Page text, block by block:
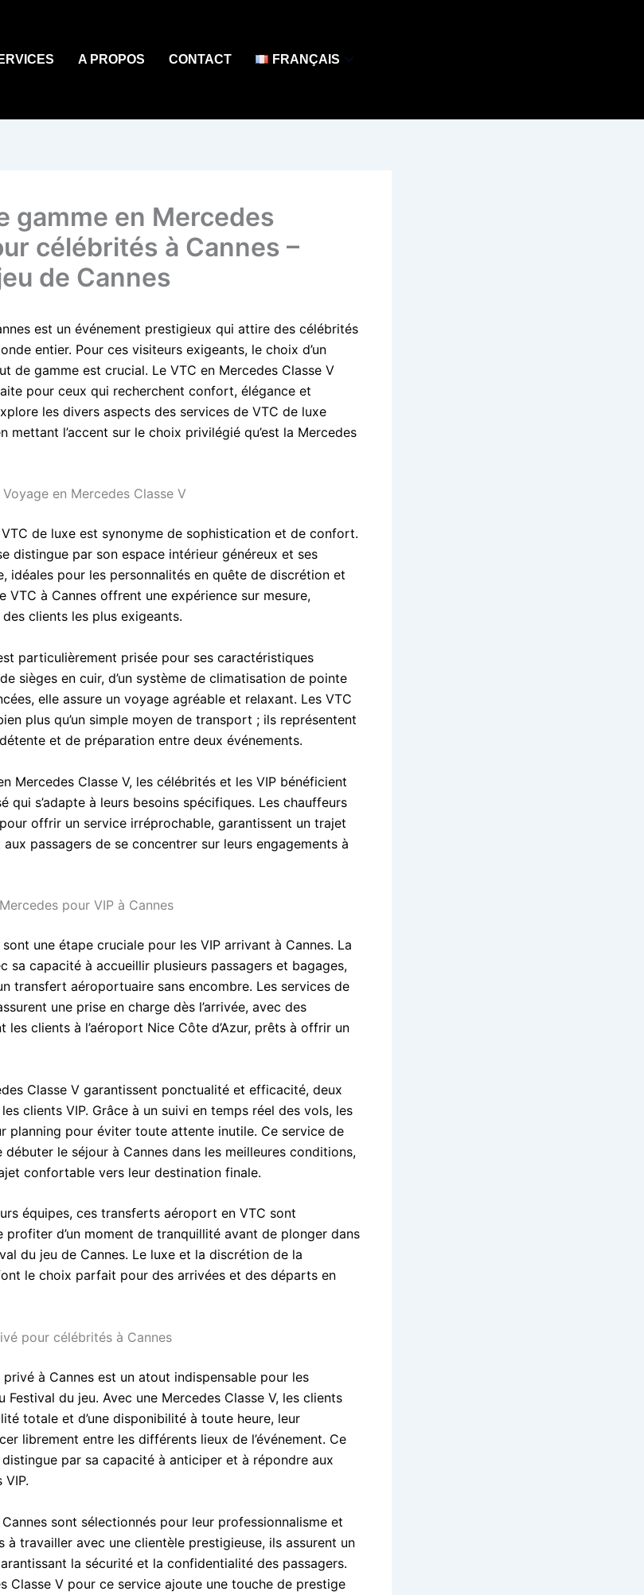
A PROPOS CONTACT FRANÇAIS
gamme en Mercedes
célébrités à Cannes –
de Cannes
est un événement prestigieux qui attire des célébrités
entier. Pour ces visiteurs exigeants, le choix d’un
de gamme est crucial. Le VTC en Mercedes Classe V
pour ceux qui recherchent confort, élégance et
les divers aspects des services de VTC de luxe
mettant l’accent sur le choix privilégié qu’est la Mercedes
en Mercedes Classe V
VTC de luxe est synonyme de sophistication et de confort.
distingue par son espace intérieur généreux et ses
idéales pour les personnalités en quête de discrétion et
VTC à Cannes offrent une expérience sur mesure,
clients les plus exigeants.
particulièrement prisée pour ses caractéristiques
sièges en cuir, d’un système de climatisation de pointe
elle assure un voyage agréable et relaxant. Les VTC
plus qu’un simple moyen de transport ; ils représentent
et de préparation entre deux événements.
Mercedes Classe V, les célébrités et les VIP bénéficient
qui s’adapte à leurs besoins spécifiques. Les chauffeurs
offrir un service irréprochable, garantissent un trajet
passagers de se concentrer sur leurs engagements à
pour VIP à Cannes
une étape cruciale pour les VIP arrivant à Cannes. La
sa capacité à accueillir plusieurs passagers et bagages,
transfert aéroportuaire sans encombre. Les services de
une prise en charge dès l’arrivée, avec des
les clients à l’aéroport Nice Côte d’Azur, prêts à offrir un
Classe V garantissent ponctualité et efficacité, deux
clients VIP. Grâce à un suivi en temps réel des vols, les
planning pour éviter toute attente inutile. Ce service de
le séjour à Cannes dans les meilleures conditions,
confortable vers leur destination finale.
équipes, ces transferts aéroport en VTC sont
profiter d’un moment de tranquillité avant de plonger dans
du jeu de Cannes. Le luxe et la discrétion de la
le choix parfait pour des arrivées et des départs en
pour célébrités à Cannes
à Cannes est un atout indispensable pour les
du jeu. Avec une Mercedes Classe V, les clients
totale et d’une disponibilité à toute heure, leur
librement entre les différents lieux de l’événement. Ce
par sa capacité à anticiper et à répondre aux
sont sélectionnés pour leur professionnalisme et
à travailler avec une clientèle prestigieuse, ils assurent un
la sécurité et la confidentialité des passagers.
Classe V pour ce service ajoute une touche de prestige